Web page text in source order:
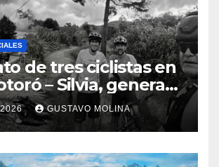
de tres ciclistas en
– Silvia, genera
en el Cauca
2026 GUSTAVO MOLINA